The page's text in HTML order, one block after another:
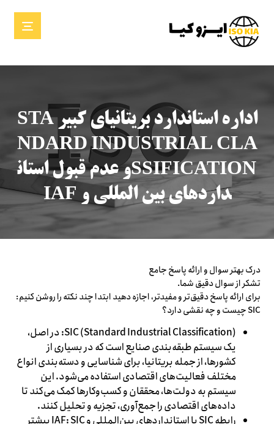
اداره استاندارد بریتانیای کبیر STA
NDARD INDUSTRIAL CLA
SSIFICATIONو عدم قبول استان
داردهای بین المللی و IAF
درک بهتر سوال و ارائه پاسخ جامع
تشکر از سوال دقیق شما.
برای ارائه پاسخ دقیق‌تر و مفیدتر، اجازه دهید ابتدا چند نکته را روشن کنیم:
SIC چیست و چه نقشی دارد؟
SIC (Standard Industrial Classification): در اصل،
یک سیستم طبقه‌بندی صنایع است که در بسیاری از
کشورها، از جمله بریتانیا، برای شناسایی و دسته‌بندی انواع
مختلف فعالیت‌های اقتصادی استفاده می‌شود. این
سیستم به دولت‌ها، محققان و کسب‌وکارها کمک می‌کند تا
داده‌های اقتصادی را جمع‌آوری، تجزیه و تحلیل کنند.
رابطه SIC با استانداردهای بین‌المللی و IAF: SIC بیشتر